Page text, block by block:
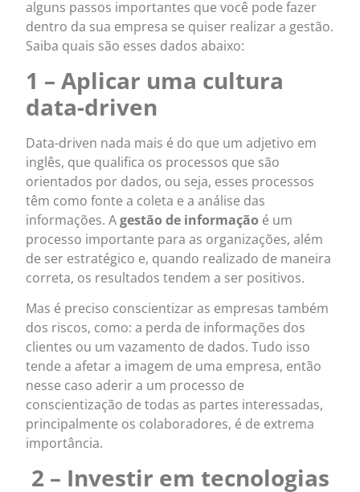
alguns passos importantes que você pode fazer
dentro da sua empresa se quiser realizar a gestão.
Saiba quais são esses dados abaixo:
1 – Aplicar uma cultura
data-driven
Data-driven nada mais é do que um adjetivo em
inglês, que qualifica os processos que são
orientados por dados, ou seja, esses processos
têm como fonte a coleta e a análise das
informações. Agestão de informação é um
processo importante para as organizações, além
de ser estratégico e, quando realizado de maneira
correta, os resultados tendem a ser positivos.
Mas é preciso conscientizar as empresas também
dos riscos, como: a perda de informações dos
clientes ou um vazamento de dados. Tudo isso
tende a afetar a imagem de uma empresa, então
nesse caso aderir a um processo de
conscientização de todas as partes interessadas,
principalmente os colaboradores, é de extrema
importância.
2 – Investir em tecnologias